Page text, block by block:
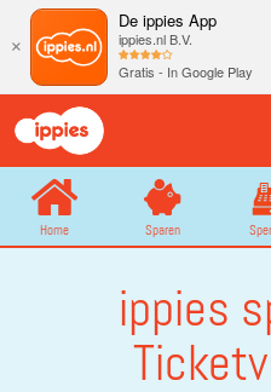
×
De ippies App
ippies.nl B.V.
Gratis - In Google Play
Home Sparen
ippies